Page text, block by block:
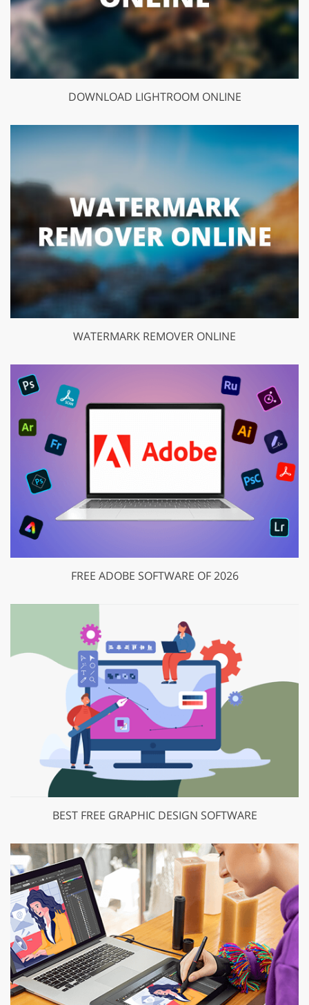
DOWNLOAD LIGHTROOM ONLINE
WATERMARK REMOVER ONLINE
FREE ADOBE SOFTWARE OF 2026
BEST FREE GRAPHIC DESIGN SOFTWARE